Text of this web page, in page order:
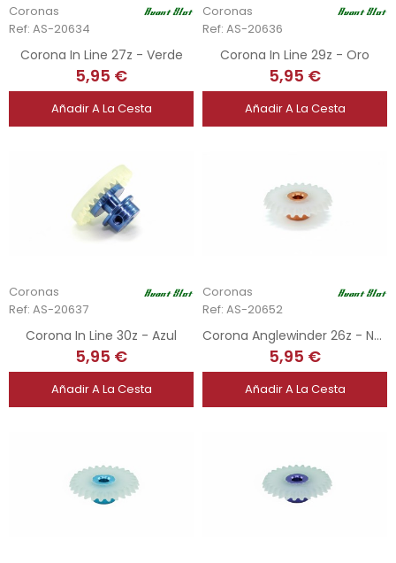
Coronas
Ref: AS-20634
Corona In Line 27z - Verde
5,95 €
Añadir A La Cesta
Coronas
Ref: AS-20636
Corona In Line 29z - Oro
5,95 €
Añadir A La Cesta
Coronas
Ref: AS-20637
Corona In Line 30z - Azul
5,95 €
Añadir A La Cesta
Coronas
Ref: AS-20652
Corona Anglewinder 26z - Naranja -
5,95 €
Añadir A La Cesta